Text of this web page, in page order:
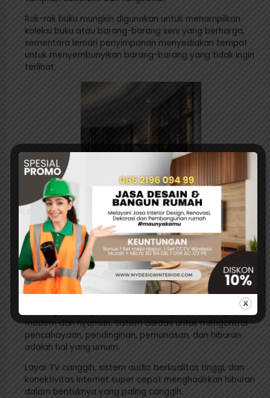
Rak-rak buku mungkin digunakan untuk menampilkan
koleksi buku atau barang-barang seni yang berharga,
sementara lemari penyimpanan menyediakan tempat
untuk menyembunyikan barang-barang yang tidak ingin
terlihat.
Teknologi Terintegrasi
terintegrasi yang menciptakan pengalaman yang lebih
modern dan nyaman. Sistem cerdas untuk mengontrol
pencahayaan, pendinginan, pemanasan, dan hiburan
adalah hal yang umum.
Layar TV canggih, sistem audio berkualitas tinggi, dan
konektivitas internet super cepat menghadirkan hiburan
dalam bentuknya yang paling canggih.